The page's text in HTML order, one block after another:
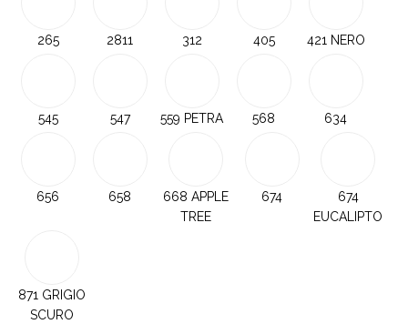
265 2811 312 405 421 NERO
545 547 559 PETRA 568 634
656 658
668 APPLE
TREE
674
674
EUCALIPTO
871 GRIGIO
SCURO